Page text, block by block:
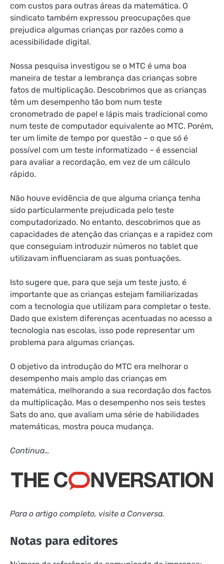
com custos para outras áreas da matemática. O
sindicato também expressou preocupações que
prejudica algumas crianças por razões como a
acessibilidade digital.
Nossa pesquisa investigou se o MTC é uma boa
maneira de testar a lembrança das crianças sobre
fatos de multiplicação. Descobrimos que as crianças
têm um desempenho tão bom num teste
cronometrado de papel e lápis mais tradicional como
num teste de computador equivalente ao MTC. Porém,
ter um limite de tempo por questão – o que só é
possível com um teste informatizado – é essencial
para avaliar a recordação, em vez de um cálculo
rápido.
Não houve evidência de que alguma criança tenha
sido particularmente prejudicada pelo teste
computadorizado. No entanto, descobrimos que as
capacidades de atenção das crianças e a rapidez com
que conseguiam introduzir números no tablet que
utilizavam influenciaram as suas pontuações.
Isto sugere que, para que seja um teste justo, é
importante que as crianças estejam familiarizadas
com a tecnologia que utilizam para completar o teste.
Dado que existem diferenças acentuadas no acesso a
tecnologia nas escolas, isso pode representar um
problema para algumas crianças.
O objetivo da introdução do MTC era melhorar o
desempenho mais amplo das crianças em
matemática, melhorando a sua recordação dos factos
da multiplicação. Mas o desempenho nos seis testes
Sats do ano, que avaliam uma série de habilidades
matemáticas, mostra pouca mudança.
Continua…
Para o artigo completo, visite a Conversa.
Notas para editores